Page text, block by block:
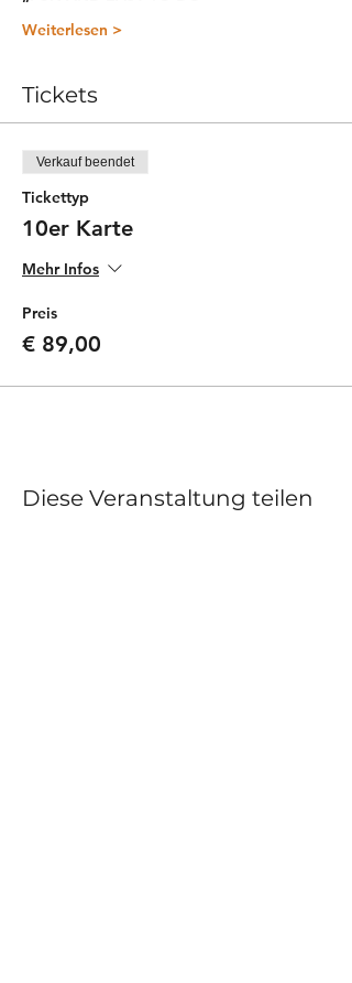
Weiterlesen >
Tickets
Verkauf beendet
Tickettyp
10er Karte
Mehr Infos
Preis
€ 89,00
Diese Veranstaltung teilen